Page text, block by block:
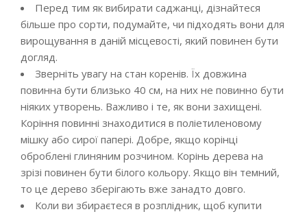
Перед тим як вибирати саджанці, дізнайтеся
більше про сорти, подумайте, чи підходять вони для
вирощування в даній місцевості, який повинен бути
догляд.
Зверніть увагу на стан коренів. Їх довжина
повинна бути близько 40 см, на них не повинно бути
ніяких утворень. Важливо і те, як вони захищені.
Коріння повинні знаходитися в поліетиленовому
мішку або сирої папері. Добре, якщо корінці
оброблені глиняним розчином. Корінь дерева на
зрізі повинен бути білого кольору. Якщо він темний,
то це дерево зберігають вже занадто довго.
Коли ви збираєтеся в розплідник, щоб купити